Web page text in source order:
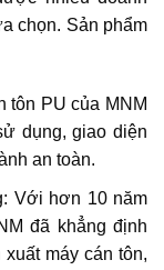
chọn. Sản phẩm
tôn PU của MNM
dụng, giao diện
an toàn.
Với hơn 10 năm
đã khẳng định
máy cán tôn,